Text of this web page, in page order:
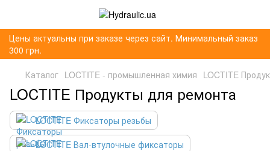
Цены актуальны при заказе через сайт. Минимальный заказ
300 грн.
Каталог LOCTITE - промышленная химия LOCTITE
LOCTITE Продукты для ремонта
LOCTITE Фиксаторы резьбы
LOCTITE Вал-втулочные фиксаторы